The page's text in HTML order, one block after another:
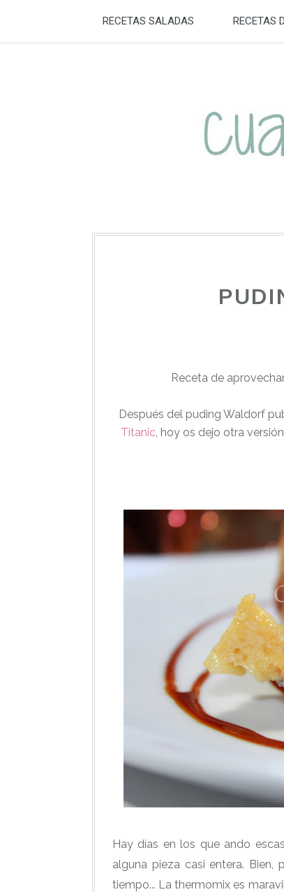
RECETAS SALADAS RECETAS
Receta de
Después del puding Waldorf
Titanic, hoy os dejo otra
Hay días en los que ando
alguna pieza casi entera.
tiempo... La thermomix es